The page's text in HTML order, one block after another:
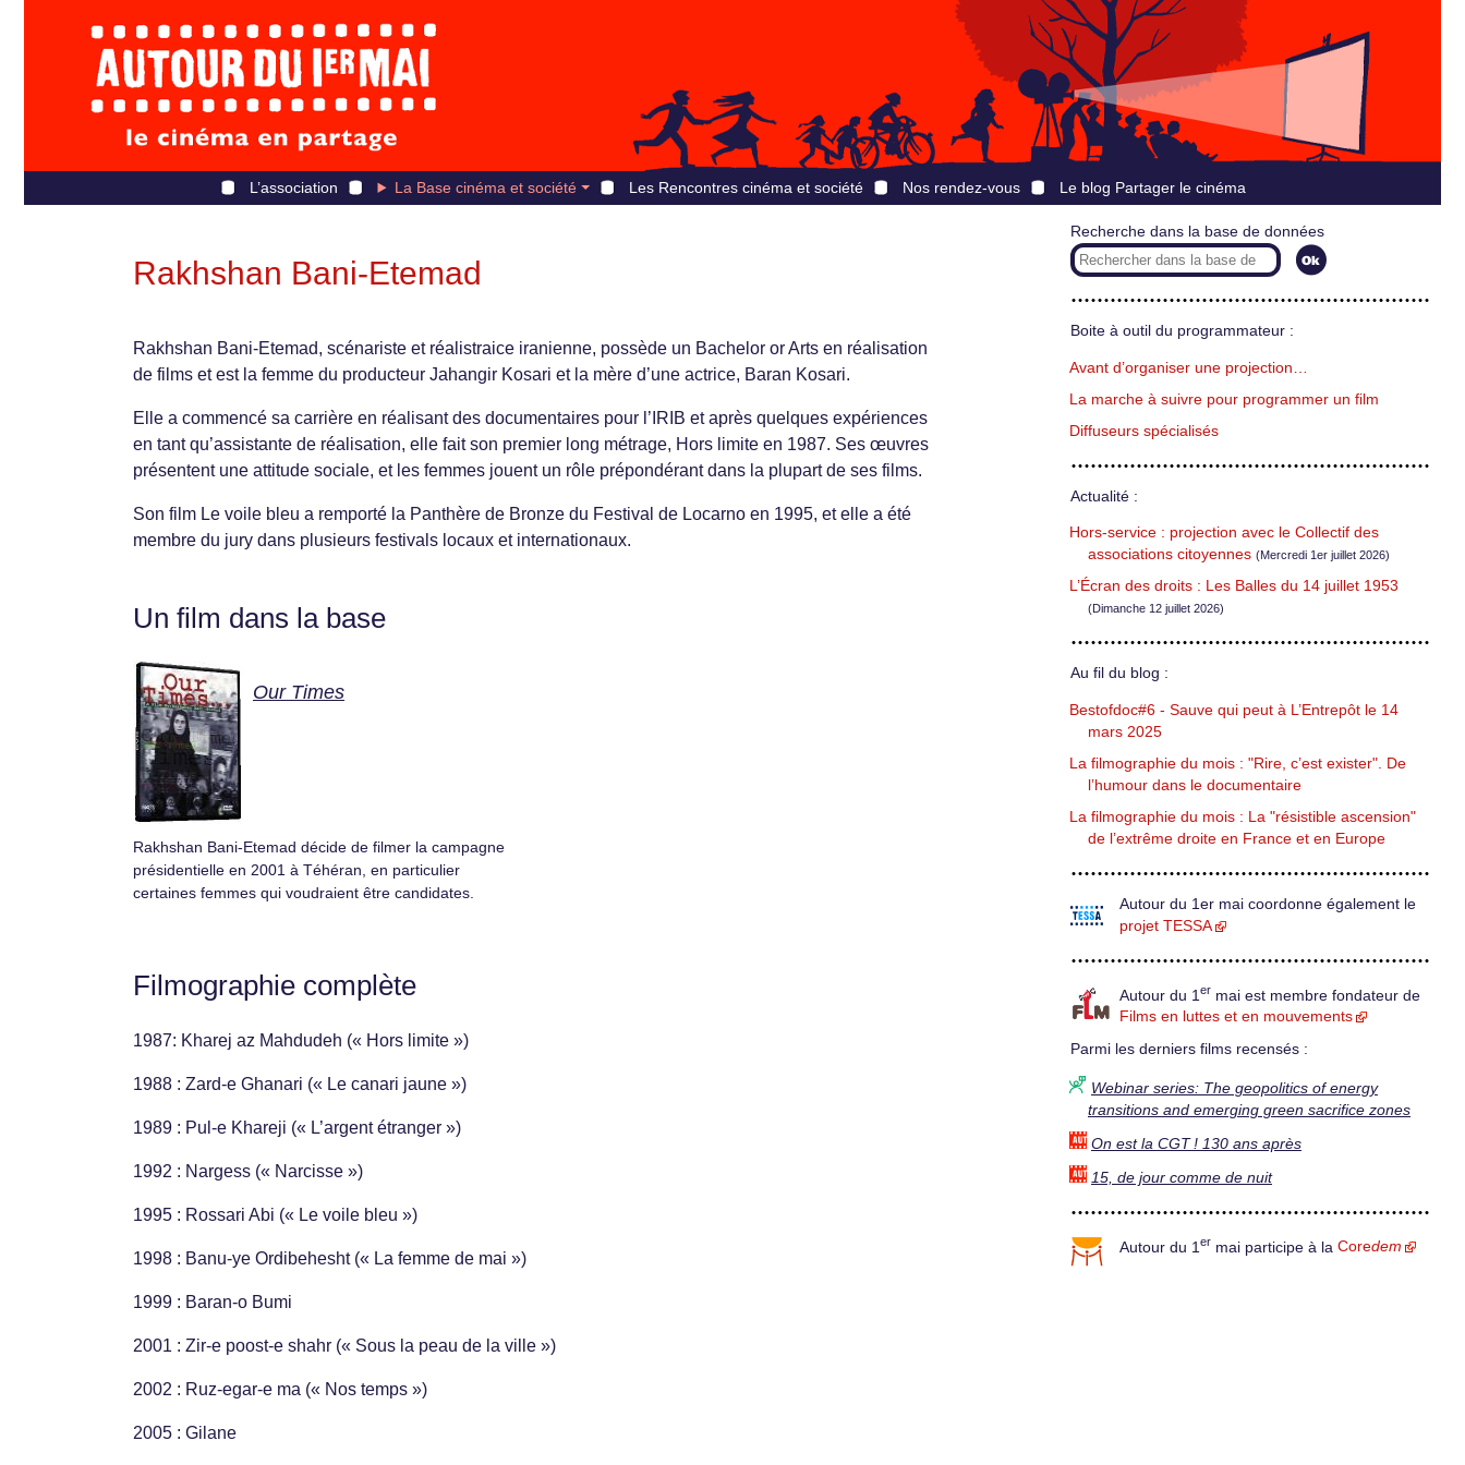
L’association La Base cinéma et société Les Rencontres cinéma et société Nos rendez-vous Le blog Partager le cinéma
Rakhshan Bani-Etemad
Rakhshan Bani-Etemad, scénariste et réalistraice iranienne, possède un Bachelor or Arts en réalisation
de films et est la femme du producteur Jahangir Kosari et la mère d’une actrice, Baran Kosari.
Elle a commencé sa carrière en réalisant des documentaires pour l’IRIB et après quelques expériences
en tant qu’assistante de réalisation, elle fait son premier long métrage, Hors limite en 1987. Ses œuvres
présentent une attitude sociale, et les femmes jouent un rôle prépondérant dans la plupart de ses films.
Son film Le voile bleu a remporté la Panthère de Bronze du Festival de Locarno en 1995, et elle a été
membre du jury dans plusieurs festivals locaux et internationaux.
Un film dans la base
Our Times
Rakhshan Bani-Etemad décide de filmer la campagne
présidentielle en 2001 à Téhéran, en particulier
certaines femmes qui voudraient être candidates.
Filmographie complète
1987: Kharej az Mahdudeh (« Hors limite »)
1988 : Zard-e Ghanari (« Le canari jaune »)
1989 : Pul-e Khareji (« L’argent étranger »)
1992 : Nargess (« Narcisse »)
1995 : Rossari Abi (« Le voile bleu »)
1998 : Banu-ye Ordibehesht (« La femme de mai »)
1999 : Baran-o Bumi
2001 : Zir-e poost-e shahr (« Sous la peau de la ville »)
2002 : Ruz-egar-e ma (« Nos temps »)
2005 : Gilane
Recherche dans la base de données
Boite à outil du programmateur :
Avant d’organiser une projection…
La marche à suivre pour programmer un film
Diffuseurs spécialisés
Actualité :
Hors-service : projection avec le Collectif des
associations citoyennes (Mercredi 1er juillet 2026)
L’Écran des droits : Les Balles du 14 juillet 1953
(Dimanche 12 juillet 2026)
Au fil du blog :
Bestofdoc#6 - Sauve qui peut à L’Entrepôt le 14
mars 2025
La filmographie du mois : "Rire, c’est exister". De
l’humour dans le documentaire
La filmographie du mois : La "résistible ascension"
de l’extrême droite en France et en Europe
Autour du 1er mai coordonne également le
projet TESSA
Autour du 1 er mai est membre fondateur de
Films en luttes et en mouvements
Parmi les derniers films recensés :
Webinar series: The geopolitics of energy
transitions and emerging green sacrifice zones
On est la CGT ! 130 ans après
15, de jour comme de nuit
Autour du 1 er mai participe à la Coredem